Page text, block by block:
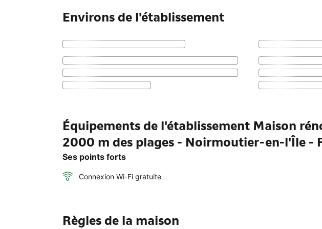
Environs de l'établissement
Équipements de l'établissement Maison
2000 m des plages - Noirmoutier-en-l'Île -
Ses points forts
Connexion Wi-Fi gratuite
Règles de la maison